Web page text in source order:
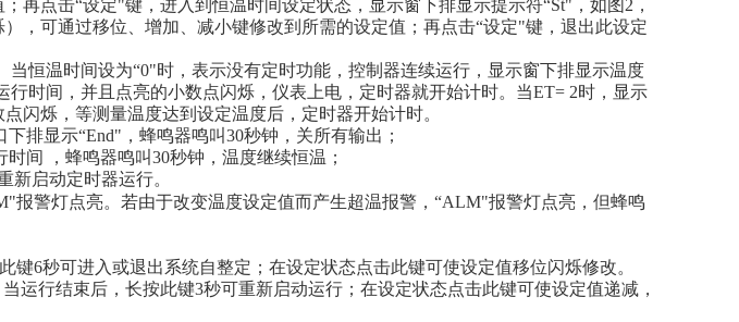
再点击“设定"键，进入到恒温时间设定状态，显示窗下排显示提示符“St"，如图 2 ，
），可通过移位、增加、减小键修改到所需的设定值；再点击“设定"键，退出此设定
当恒温时间设为“0"时，表示没有定时功能，控制器连续运行，显示窗下排显示温度
行时间，并且点亮的小数点闪烁，仪表上电，定时器就开始计时。当ET= 2时，显示
闪烁，等测量温度达到设定温度后，定时器开始计时。
下排显示“End"，蜂鸣器鸣叫30秒钟，关所有输出；
时间 ，蜂鸣器鸣叫30秒钟，温度继续恒温；
新启动定时器运行。
"报警灯点亮。若由于改变温度设定值而产生超温报警，“ALM"报警灯点亮，但蜂鸣
键6秒可进入或退出系统自整定；在设定状态点击此键可使设定值移位闪烁修改。
运行结束后，长按此键3秒可重新启动运行；在设定状态点击此键可使设定值递减，